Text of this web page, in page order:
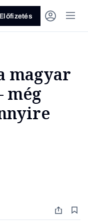
Előfizetés
magyar
még